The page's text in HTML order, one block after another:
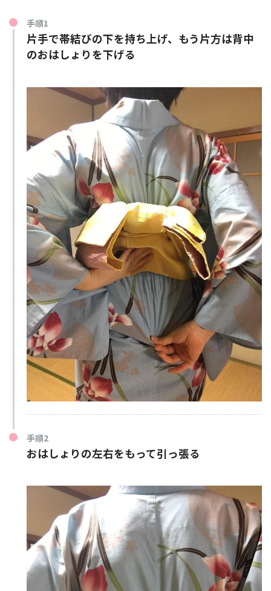
着物のズレを修正するため
すなお
これで完成！……と言いたいところですが、
とができます。
手順1
片手で帯結びの下を持ち上げ、もう片方は背中
のおはしょりを下げる
手順2
おはしょりの左右をもって引っ張る